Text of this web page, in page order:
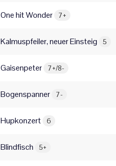
One hit Wonder 7+
Kalmuspfeiler, neuer Einsteig 5
Gaisenpeter 7+/8-
Bogenspanner 7-
Hupkonzert 6
Blindfisch 5+